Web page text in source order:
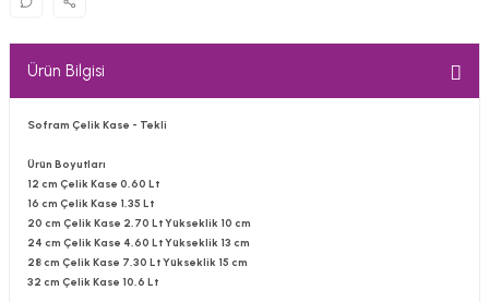
Ürün Bilgisi
Sofram Çelik Kase - Tekli
Ürün Boyutları
12 cm Çelik Kase 0,60 Lt
16 cm Çelik Kase 1,35 Lt
20 cm Çelik Kase 2,70 Lt Yükseklik 10 cm
24 cm Çelik Kase 4,60 Lt Yükseklik 13 cm
28 cm Çelik Kase 7,30 Lt Yükseklik 15 cm
32 cm Çelik Kase 10,6 Lt